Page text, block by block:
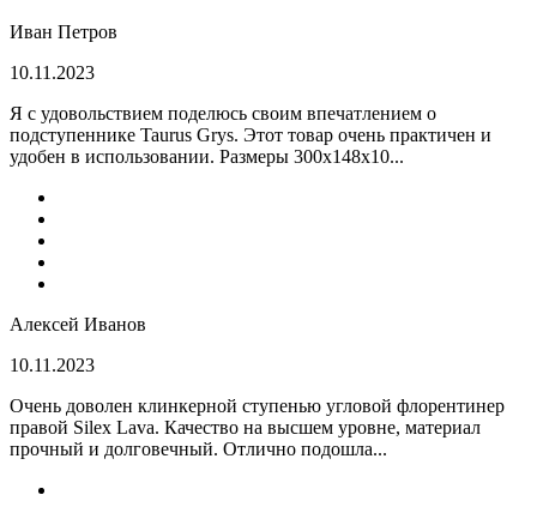
Иван Петров
10.11.2023
Я с удовольствием поделюсь своим впечатлением о
подступеннике Taurus Grys. Этот товар очень практичен и
удобен в использовании. Размеры 300х148х10...
Алексей Иванов
10.11.2023
Очень доволен клинкерной ступенью угловой флорентинер
правой Silex Lava. Качество на высшем уровне, материал
прочный и долговечный. Отлично подошла...